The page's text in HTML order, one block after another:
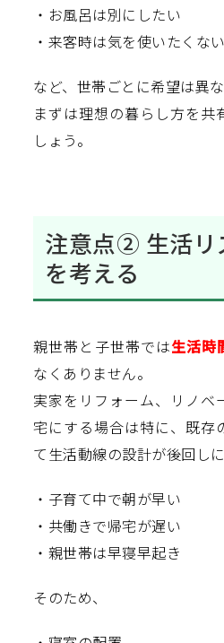
・お風呂は別にしたい
・来客時は気を使いたくない
など、世帯ごとに希望は異な
まずは理想の暮らし方を共
しょう。
注意点② 生活リ
を考える
親世帯と子世帯では生活時
なくありません。
実家をリフォーム、リノベ
宅にする場合は特に、既存
て生活動線の設計が後回し
・子育て中で朝が早い
・共働きで帰宅が遅い
・親世帯は早寝早起き
そのため、